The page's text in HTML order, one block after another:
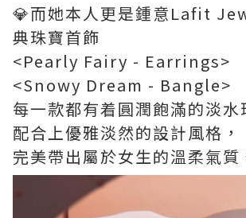
💎而她本人更是鍾意Lafit
典珠寶首飾
<Pearly Fairy - Earrings>
<Snowy Dream - Bangle>
每一款都有着圓潤飽滿的淡水
配合上優雅淡然的設計風格，
完美帶出屬於女生的溫柔氣質